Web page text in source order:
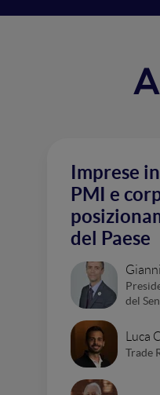
Imprese
PMI e
del Paese
del
Luca
Trade